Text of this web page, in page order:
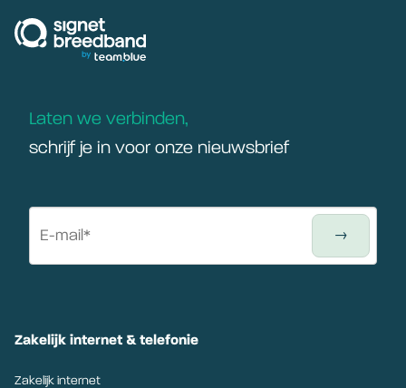
Laten we verbinden,
schrijf je in voor onze nieuwsbrief
Zakelijk internet & telefonie
Zakelijk internet